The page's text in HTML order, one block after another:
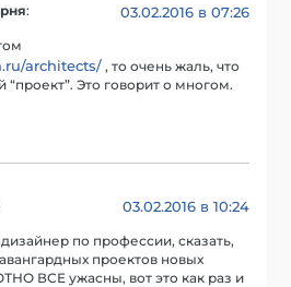
: 03.02.2016 в 07:26
architects/ , то очень жаль, что
Это говорит о многом.
03.02.2016 в 10:24
по профессии, сказать,
проектов новых
ВСЕ ужасны, вот это как раз и